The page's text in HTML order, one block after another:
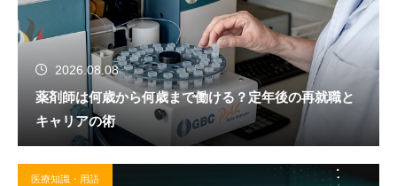
2026.08.08
薬剤師は何歳から何歳まで働ける？定年後の再就職と
キャリアの術
医療知識・用語